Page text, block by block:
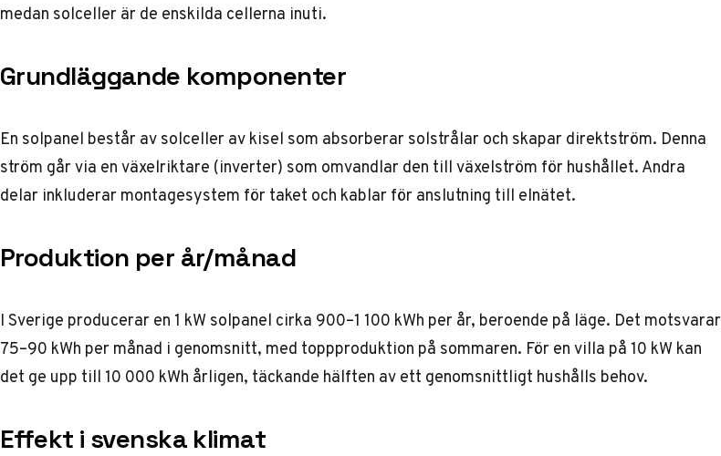
medan solceller är de enskilda cellerna inuti.
Grundläggande komponenter
En solpanel består av solceller av kisel som absorberar solstrålar och skapar direktström. Denna
ström går via en växelriktare (inverter) som omvandlar den till växelström för hushållet. Andra
delar inkluderar montagesystem för taket och kablar för anslutning till elnätet.
Produktion per år/månad
I Sverige producerar en 1 kW solpanel cirka 900–1 100 kWh per år, beroende på läge. Det motsvarar
75–90 kWh per månad i genomsnitt, med toppproduktion på sommaren. För en villa på 10 kW kan
det ge upp till 10 000 kWh årligen, täckande hälften av ett genomsnittligt hushålls behov.
Effekt i svenska klimat